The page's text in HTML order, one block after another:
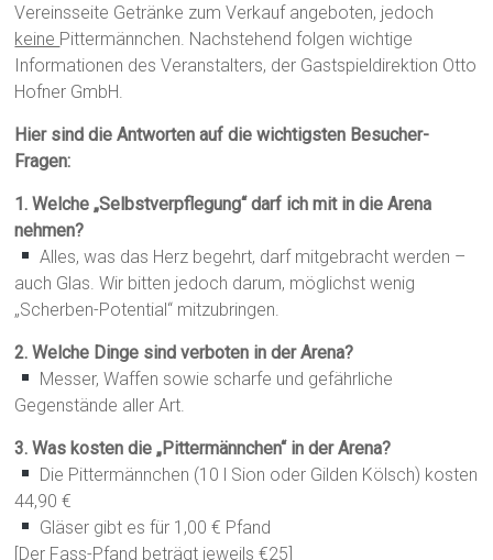
Vereinsseite Getränke zum Verkauf angeboten, jedoch
keine Pittermännchen. Nachstehend folgen wichtige
Informationen des Veranstalters, der Gastspieldirektion Otto
Hofner GmbH.
Hier sind die Antworten auf die wichtigsten Besucher-
Fragen:
1. Welche „Selbstverpflegung“ darf ich mit in die Arena
nehmen?
Alles, was das Herz begehrt, darf mitgebracht werden –
auch Glas. Wir bitten jedoch darum, möglichst wenig
„Scherben-Potential“ mitzubringen.
2. Welche Dinge sind verboten in der Arena?
Messer, Waffen sowie scharfe und gefährliche
Gegenstände aller Art.
3. Was kosten die „Pittermännchen“ in der Arena?
Die Pittermännchen (10 l Sion oder Gilden Kölsch) kosten
44,90 €
Gläser gibt es für 1,00 € Pfand
[Der Fass-Pfand beträgt jeweils €25]